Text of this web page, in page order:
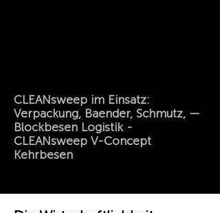
CLEANsweep im Einsatz:
Verpackung, Baender, Schmutz, —
Blockbesen Logistik -
CLEANsweep V-Concept
Kehrbesen